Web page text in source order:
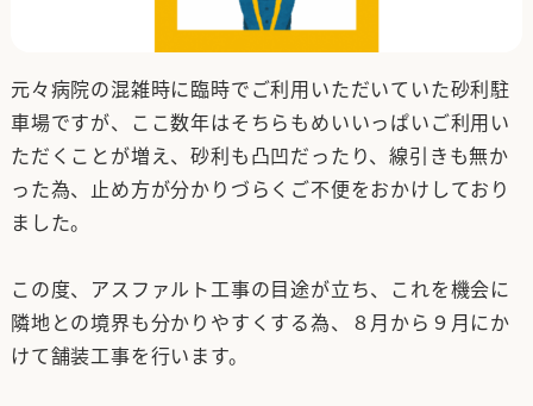
元々病院の混雑時に臨時でご利用いただいていた砂利駐
車場ですが、ここ数年はそちらもめいいっぱいご利用い
ただくことが増え、砂利も凸凹だったり、線引きも無か
った為、止め方が分かりづらくご不便をおかけしており
ました。
この度、アスファルト工事の目途が立ち、これを機会に
隣地との境界も分かりやすくする為、８月から９月にか
けて舗装工事を行います。